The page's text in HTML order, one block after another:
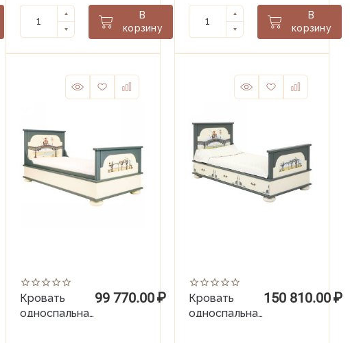
В
корзину
В
корзину
Кровать
односпальная
99 770.00₽
Кровать
односпальная
150 810.00₽